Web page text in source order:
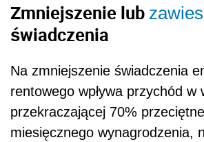
Zmniejszenie lub
świadczenia
Na zmniejszenie świadczenia
rentowego wpływa przychód w
przekraczającej 70%
miesięcznego wynagrodzenia,